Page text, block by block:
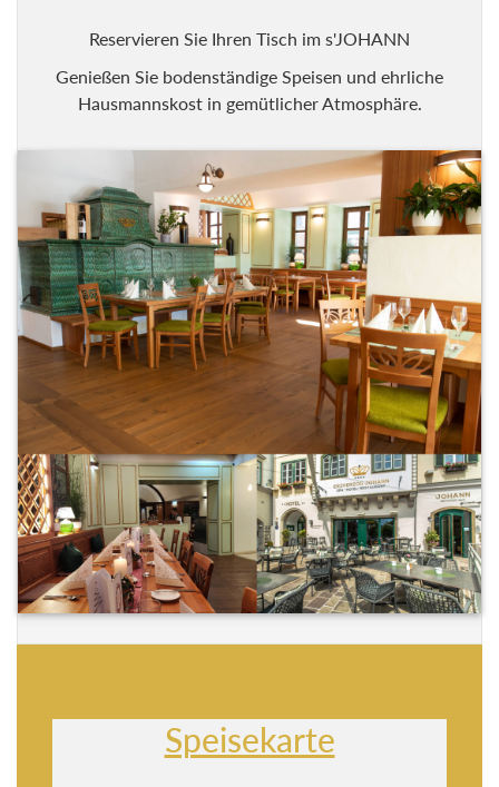
Reservieren Sie Ihren Tisch im s'JOHANN
Genießen Sie bodenständige Speisen und ehrliche
Hausmannskost in gemütlicher Atmosphäre.
Speisekarte